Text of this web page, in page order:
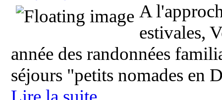
A
estivales,
année des randonnées
séjours "petits nomades en